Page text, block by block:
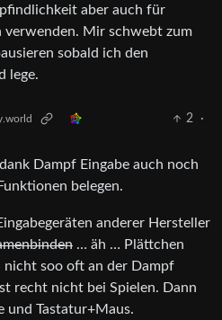
aber auch für
verwenden. Mir schwebt zum
sobald ich den
lege.
2
·
Dampf Eingabe auch noch
belegen.
anderer Hersteller
… äh … Plättchen
soo oft an der Dampf
recht nicht bei Spielen. Dann
und Tastatur+Maus.